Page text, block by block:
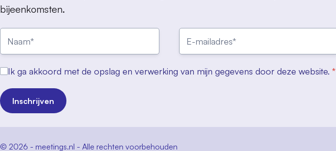
bijeenkomsten.
Ik ga akkoord met de opslag en verwerking van mijn gegevens door deze website. *
Inschrijven
© 2026 - meetings.nl - Alle rechten voorbehouden